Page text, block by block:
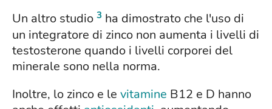
Un altro studio 3 ha dimostrato che l'uso di
un integratore di zinco non aumenta i livelli di
testosterone quando i livelli corporei del
minerale sono nella norma.
Inoltre, lo zinco e le vitamine B12 e D hanno